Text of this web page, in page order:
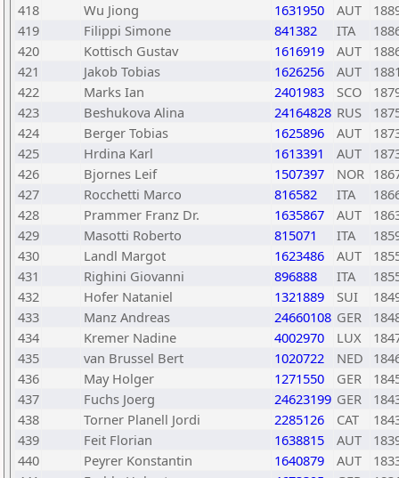
418
Wu Jiong 1631950 AUT
419
Filippi Simone 841382 ITA
420
Kottisch Gustav 1616919 AUT
421
Jakob Tobias 1626256 AUT
422
Marks Ian 2401983 SCO
423
Beshukova Alina 24164828 RUS
424
Berger Tobias 1625896 AUT
425
Hrdina Karl 1613391 AUT
426
Bjornes Leif 1507397 NOR
427
Rocchetti Marco 816582 ITA
428
Prammer Franz Dr. 1635867 AUT
429
Masotti Roberto 815071 ITA
430
Landl Margot 1623486 AUT
431
Righini Giovanni 896888 ITA
432
Hofer Nataniel 1321889 SUI
433
Manz Andreas 24660108 GER
434
Kremer Nadine 4002970 LUX
435
van Brussel Bert 1020722 NED
436
May Holger 1271550 GER
437
Fuchs Joerg 24623199 GER
438
Torner Planell Jordi 2285126 CAT
439
Feit Florian 1638815 AUT
440
Peyrer Konstantin 1640879 AUT